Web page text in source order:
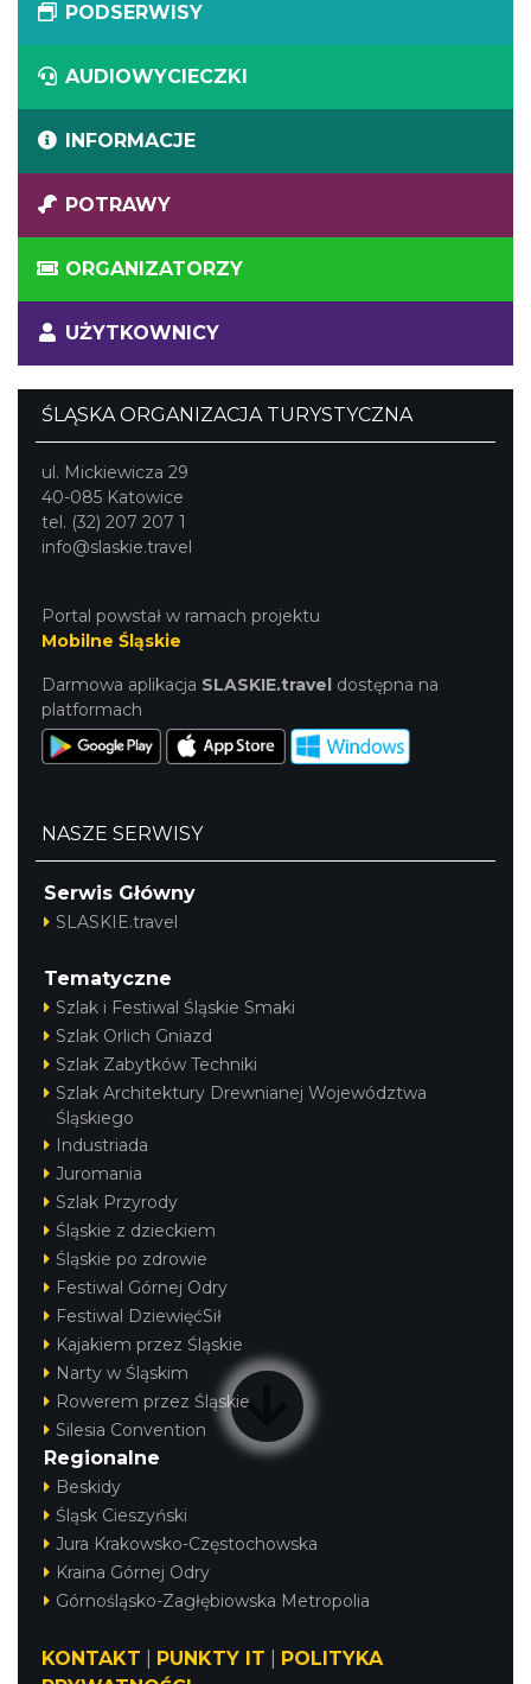
PODSERWISY
AUDIOWYCIECZKI
INFORMACJE
POTRAWY
ORGANIZATORZY
UŻYTKOWNICY
ŚLĄSKA ORGANIZACJA TURYSTYCZNA
ul. Mickiewicza 29
40-085 Katowice
tel. (32) 207 207 1
info@slaskie.travel
Portal powstał w ramach projektu
Mobilne Śląskie
Darmowa aplikacja SLASKIE.travel dostępna na
platformach
NASZE SERWISY
Serwis Główny
SLASKIE.travel
Tematyczne
Szlak i Festiwal Śląskie Smaki
Szlak Orlich Gniazd
Szlak Zabytków Techniki
Szlak Architektury Drewnianej Województwa
Śląskiego
Industriada
Juromania
Szlak Przyrody
Śląskie z dzieckiem
Śląskie po zdrowie
Festiwal Górnej Odry
Festiwal DziewięćSił
Kajakiem przez Śląskie
Narty w Śląskim
Rowerem przez Śląskie
Silesia Convention
Regionalne
Beskidy
Śląsk Cieszyński
Jura Krakowsko-Częstochowska
Kraina Górnej Odry
Górnośląsko-Zagłębiowska Metropolia
KONTAKT PUNKTY IT
POLITYKA